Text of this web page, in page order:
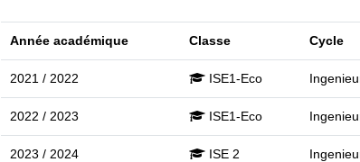
Année académique Classe Cycle
2021 / 2022 ISE1-Eco
2022 / 2023 ISE1-Eco
2023 / 2024 ISE 2